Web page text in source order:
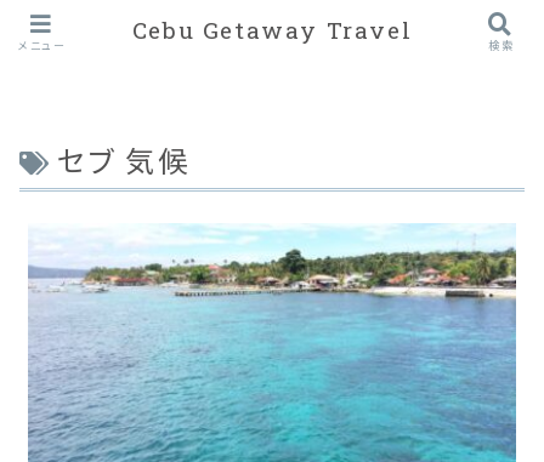
セブ 気候
メニュー
Cebu Getaway Travel
検索